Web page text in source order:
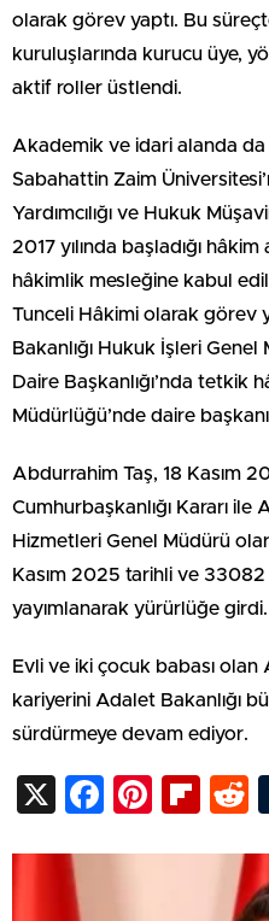
olarak görev yaptı. Bu
kuruluşlarında kurucu üye,
aktif roller üstlendi.
Akademik ve idari alanda da
Sabahattin Zaim
Yardımcılığı ve Hukuk
2017 yılında başladığı hâkim
hâkimlik mesleğine kabul
Tunceli Hâkimi olarak görev
Bakanlığı Hukuk İşleri
Daire Başkanlığı’nda tetkik
Müdürlüğü’nde daire
Abdurrahim Taş, 18 Kasım
Cumhurbaşkanlığı Kararı ile
Hizmetleri Genel Müdürü
Kasım 2025 tarihli ve 33082
yayımlanarak yürürlüğe girdi.
Evli ve iki çocuk babası
kariyerini Adalet Bakanlığı
sürdürmeye devam ediyor.
X